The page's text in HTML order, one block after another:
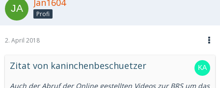
Jan1604
Profi
2. April 2018
Zitat von kaninchenbeschuetzer
Auch der Abruf der Online gestellten Videos zur BRS um das